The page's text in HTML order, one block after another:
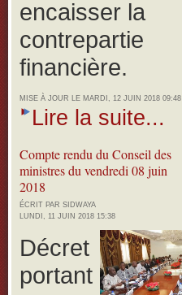
encaisser la
contrepartie
financière.
MISE À JOUR LE MARDI, 12 JUIN 2018 09:48
Lire la suite...
Compte rendu du Conseil des
ministres du vendredi 08 juin
2018
ÉCRIT PAR SIDWAYA
LUNDI, 11 JUIN 2018 15:38
Décret
portant